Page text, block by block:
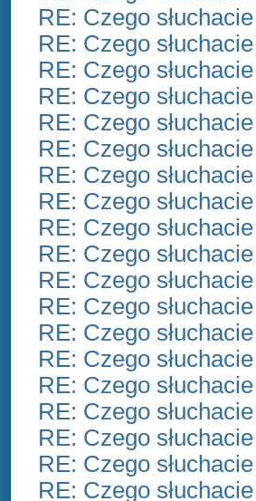
RE: Czego
RE: Czego
RE: Czego
RE: Czego
RE: Czego
RE: Czego
RE: Czego
RE: Czego
RE: Czego
RE: Czego
RE: Czego
RE: Czego
RE: Czego
RE: Czego
RE: Czego
RE: Czego
RE: Czego
RE: Czego
RE: Czego